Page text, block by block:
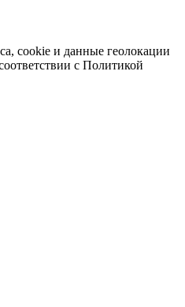
cookie и данные геолокации
с Политикой